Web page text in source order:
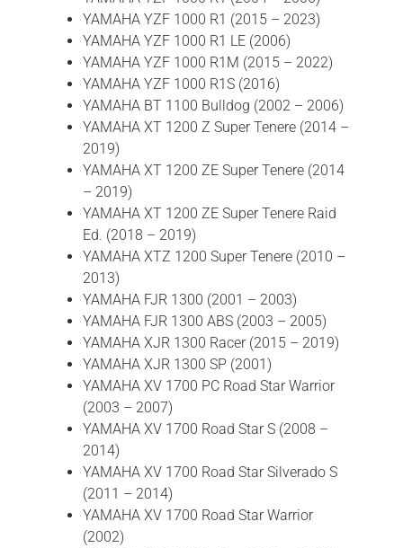
YAMAHA YZF 1000 R1 (2015 – 2023)
YAMAHA YZF 1000 R1 LE (2006)
YAMAHA YZF 1000 R1M (2015 – 2022)
YAMAHA YZF 1000 R1S (2016)
YAMAHA BT 1100 Bulldog (2002 – 2006)
YAMAHA XT 1200 Z Super Tenere (2014 –
2019)
YAMAHA XT 1200 ZE Super Tenere (2014
– 2019)
YAMAHA XT 1200 ZE Super Tenere Raid
Ed. (2018 – 2019)
YAMAHA XTZ 1200 Super Tenere (2010 –
2013)
YAMAHA FJR 1300 (2001 – 2003)
YAMAHA FJR 1300 ABS (2003 – 2005)
YAMAHA XJR 1300 Racer (2015 – 2019)
YAMAHA XJR 1300 SP (2001)
YAMAHA XV 1700 PC Road Star Warrior
(2003 – 2007)
YAMAHA XV 1700 Road Star S (2008 –
2014)
YAMAHA XV 1700 Road Star Silverado S
(2011 – 2014)
YAMAHA XV 1700 Road Star Warrior
(2002)